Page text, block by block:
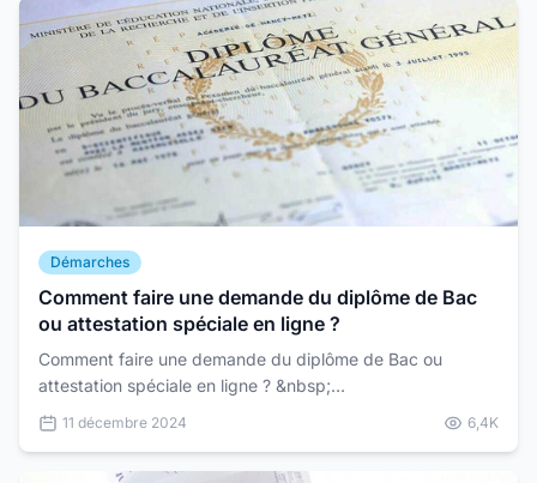
Démarches
Comment faire une demande du diplôme de Bac
ou attestation spéciale en ligne ?
Comment faire une demande du diplôme de Bac ou
attestation spéciale en ligne ? &nbsp;
https://youtu.be/UpEyFmAhrN8?si=G68Hf3-g5GSH7OcB
&nbsp;
11 décembre 2024 6,4K